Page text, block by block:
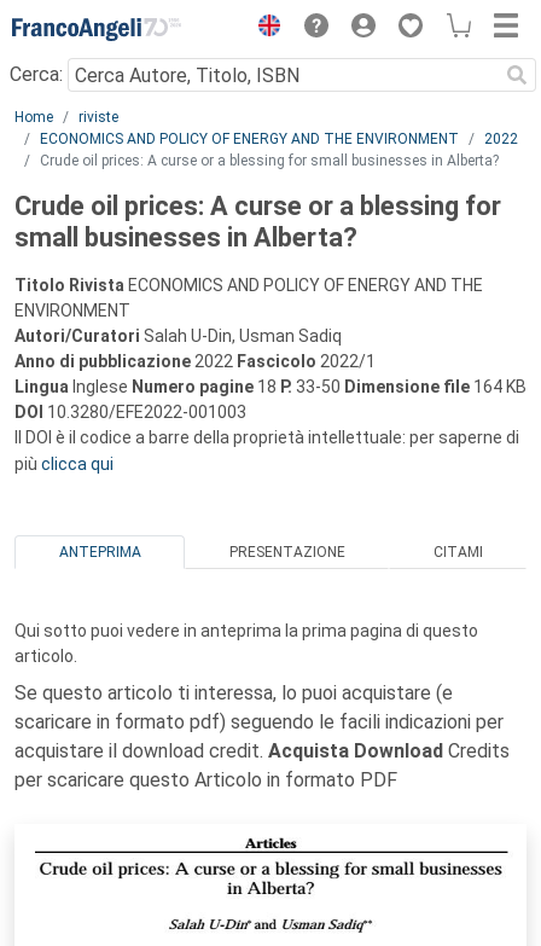
Menu
Cerca:
Main content
Home
riviste
ECONOMICS AND POLICY OF ENERGY AND THE ENVIRONMENT
2022
Crude oil prices: A curse or a blessing for small businesses in Alberta?
Crude oil prices: A curse or a blessing for
small businesses in Alberta?
Titolo Rivista ECONOMICS AND POLICY OF ENERGY AND THE
ENVIRONMENT
Autori/Curatori Salah U-Din, Usman Sadiq
Anno di pubblicazione 2022 Fascicolo 2022/1
Lingua Inglese Numero pagine 18 P. 33-50 Dimensione file 164 KB
DOI 10.3280/EFE2022-001003
Il DOI è il codice a barre della proprietà intellettuale: per saperne di
più clicca qui
ANTEPRIMA PRESENTAZIONE CITAMI
Qui sotto puoi vedere in anteprima la prima pagina di questo
articolo.
Se questo articolo ti interessa, lo puoi acquistare (e
scaricare in formato pdf) seguendo le facili indicazioni per
acquistare il download credit. Acquista Download Credits
per scaricare questo Articolo in formato PDF